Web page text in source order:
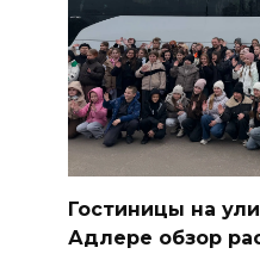
Гостиницы на
Адлере обзор